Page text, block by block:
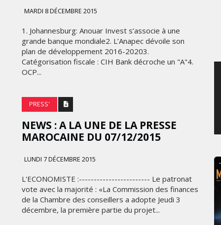
MARDI 8 DÉCEMBRE 2015
1. Johannesburg: Anouar Invest s’associe à une
grande banque mondiale2. L’Anapec dévoile son
plan de développement 2016-20203.
Catégorisation fiscale : CIH Bank décroche un "A"4.
OCP...
PRESS'
NEWS : A LA UNE DE LA PRESSE
‪MAROCAINE DU 07/12/2015
LUNDI 7 DÉCEMBRE 2015
L'ECONOMISTE :------------------------ Le patronat
vote avec la majorité : «La Commission des finances
de la Chambre des conseillers a adopte Jeudi 3
décembre, la première partie du projet...
JEUDI 6 AOÛT 2026